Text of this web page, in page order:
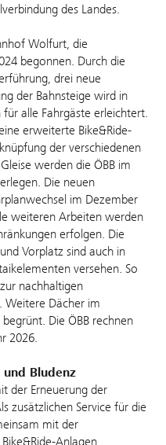
des Landes.
Wolfurt, die
begonnen. Durch die
drei neue
der Bahnsteige wird in
alle Fahrgäste erleichtert.
erweiterte Bike&Ride-
der verschiedenen
werden die ÖBB im
Die neuen
im Dezember
weiteren Arbeiten werden
erfolgen. Die
Vorplatz sind auch in
versehen. So
nachhaltigen
Weitere Dächer im
Die ÖBB rechnen
2026.
Bludenz
der Erneuerung der
zusätzlichen Service für die
mit der
Anlagen